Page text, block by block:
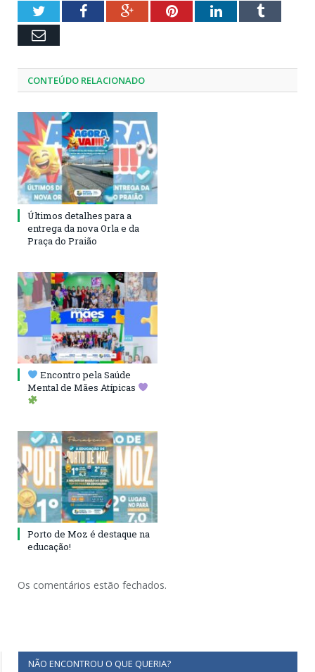
TwitterFacebookGoogle+PinterestLinkedInTumblr
Email
CONTEÚDO RELACIONADO
Últimos detalhes para a
entrega da nova Orla e da
Praça do Praião
Encontro pela Saúde
Mental de Mães Atípicas
Porto de Moz é destaque na
educação!
Os comentários estão fechados.
NÃO ENCONTROU O QUE QUERIA?